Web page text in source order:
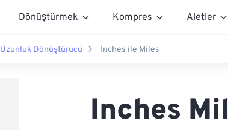
Dönüştürmek Kompres Aletler
Uzunluk Dönüştürücü Inches ile Miles
Inches